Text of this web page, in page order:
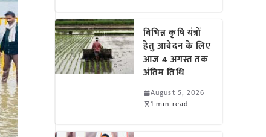
विभिन्न कृषि यंत्रों
हेतु आवेदन के लिए
आज 4 अगस्त तक
अंतिम तिथि
August 5, 2026
1 min read